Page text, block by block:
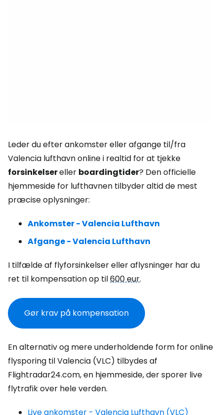
Leder du efter ankomster eller afgange til/fra
Valencia lufthavn online i realtid for at tjekke
forsinkelsereller boardingtider? Den officielle
hjemmeside for lufthavnen tilbyder altid de mest
præcise oplysninger:
Ankomster - Valencia Lufthavn
Afgange - Valencia Lufthavn
I tilfælde af flyforsinkelser eller aflysninger har du
ret til kompensation op til600 eur.
Gør krav på kompensation
En alternativ og mere underholdende form for online
flysporing til Valencia (VLC) tilbydes af
Flightradar24.com, en hjemmeside, der sporer live
flytrafik over hele verden.
Live ankomster - Valencia Lufthavn (VLC)